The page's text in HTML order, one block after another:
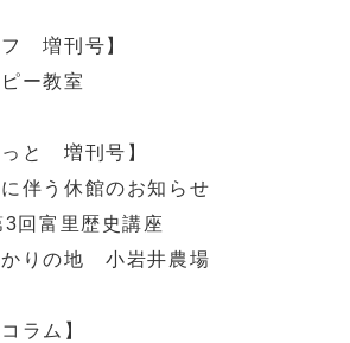
フ 増刊号】
ー教室
っと 増刊号】
伴う休館のお知らせ
3回富里歴史講座
りの地 小岩井農場
ラム】